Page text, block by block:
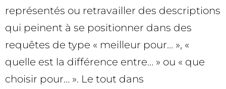
représentés ou retravailler des descriptions
qui peinent à se positionner dans des
requêtes de type « meilleur pour… », «
quelle est la différence entre… » ou « que
choisir pour… ». Le tout dans